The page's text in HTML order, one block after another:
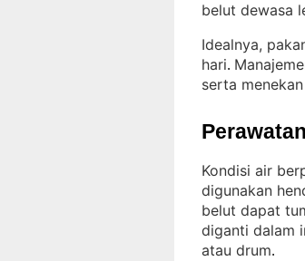
belut dewasa
Idealnya,
hari.
serta
Kondisi air
digunakan
belut dapat
diganti dalam
atau drum.